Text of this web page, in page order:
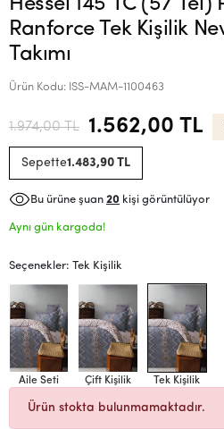
Hessel 145 TC (57 Tel)
Ranforce Tek Kişilik
Takımı
Ürün Kodu: ISS-MAM-1100463
1.974,00 TL 1.562,00 TL
Sepette1.483,90 TL
Bu ürüne şuan 20 kişi görüntülüyor
Aynı gün kargoda!
Seçenekler: Tek Kişilik
Aile Seti Çift Kişilik Tek Kişilik
Ürün stokta bulunmamaktadır.